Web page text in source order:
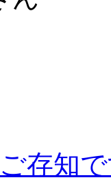
存知